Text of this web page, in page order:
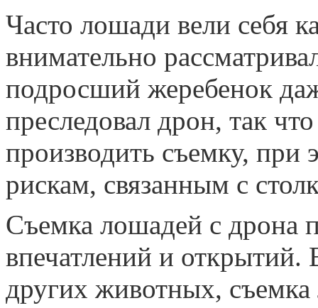
Часто лошади вели себя
внимательно
подросший жеребенок
преследовал дрон, так
производить съемку, при
рискам, связанным с
Съемка лошадей с дрона
впечатлений и
других животных, съемка